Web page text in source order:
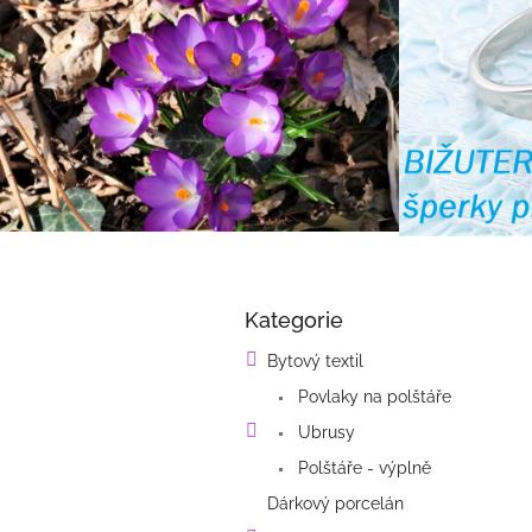
Přeskočit
Kategorie
Bytový textil
Povlaky na polštáře
Ubrusy
Polštáře - výplně
Dárkový porcelán